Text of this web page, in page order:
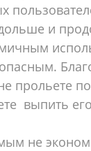
и
прольете
выпить
не